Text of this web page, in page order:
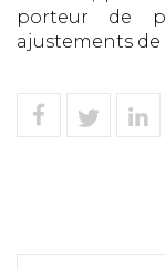
porteur de
ajustements de